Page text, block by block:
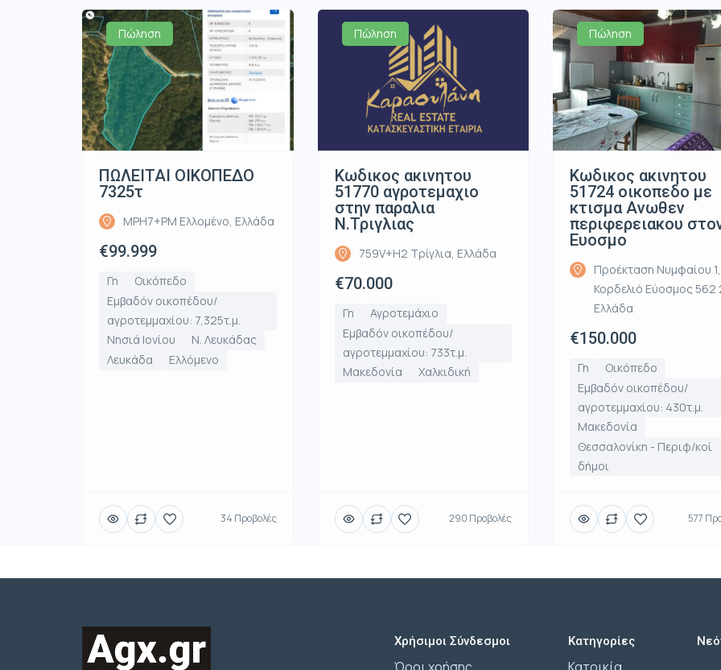
Πώληση
ΠΩΛΕΙΤΑΙ ΟΙΚΟΠΕΔΟ
7325τ
MPH7+PM Ελλομένο, Ελλάδα
€99.999
Γη
Οικόπεδο
Εμβαδόν οικοπέδου/
αγροτεμμαχίου: 7,325τ.μ.
Νησιά Ιονίου
Ν. Λευκάδας
Λευκάδα
Ελλόμενο
34 Προβολές
Πώληση
Κωδικος ακινητου
51770 αγροτεμαχιο
στην παραλια
Ν.Τριγλιας
759V+H2 Τρίγλια, Ελλάδα
€70.000
Γη
Αγροτεμάχιο
Εμβαδόν οικοπέδου/
αγροτεμμαχίου: 733τ.μ.
Μακεδονία
Χαλκιδική
290 Προβολές
Πώληση
Κωδικος ακινητου
51724 οικοπεδο με
κτισμα Ανωθεν
περιφερειακου
Ευοσμο
Προέκταση Νυμφαίου 1,
Κορδελιό Εύοσμος 562
Ελλάδα
€150.000
Γη
Οικόπεδο
Εμβαδόν οικοπέδου/
αγροτεμμαχίου: 430τ.μ.
Μακεδονία
Θεσσαλονίκη - Περιφ/κοί
δήμοι
577
Χρήσιμοι Σύνδεσμοι Κατηγορίες